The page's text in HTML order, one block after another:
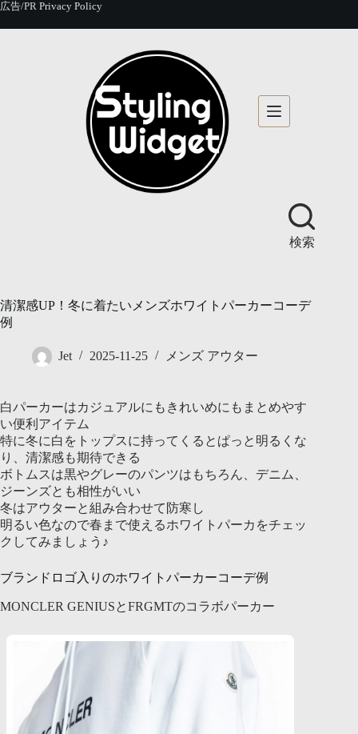
コ
広告/PR Privacy Policy
検索
清潔感UP！冬に着たいメンズホワイトパーカーコーデ
例
Jet 2025-11-25 メンズ アウター
白パーカーはカジュアルにもきれいめにもまとめやす
い便利アイテム
特に冬に白をトップスに持ってくるとぱっと明るくな
り、清潔感も期待できる
ボトムスは黒やグレーのパンツはもちろん、デニム、
ジーンズとも相性がいい
冬はアウターと組み合わせて防寒し
明るい色なので春まで使えるホワイトパーカをチェッ
クしてみましょう♪
ブランドロゴ入りのホワイトパーカーコーデ例
MONCLER GENIUSとFRGMTのコラボパーカー